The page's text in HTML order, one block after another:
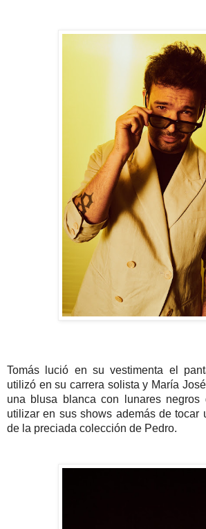
Tomás lució en su vestimenta el
utilizó en su carrera solista y María
una blusa blanca con lunares negros
utilizar en sus shows además de tocar
de la preciada colección de Pedro.